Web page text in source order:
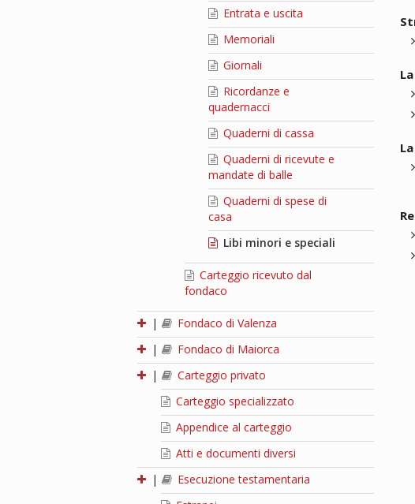
Entrata e uscita
Memoriali
Giornali
Ricordanze e
quadernacci
Quaderni di cassa
Quaderni di ricevute e
mandate di balle
Quaderni di spese di
casa
Libi minori e speciali
Carteggio ricevuto dal
fondaco
|
Fondaco di Valenza
|
Fondaco di Maiorca
|
Carteggio privato
Carteggio specializzato
Appendice al carteggio
Atti e documenti diversi
|
Esecuzione testamentaria